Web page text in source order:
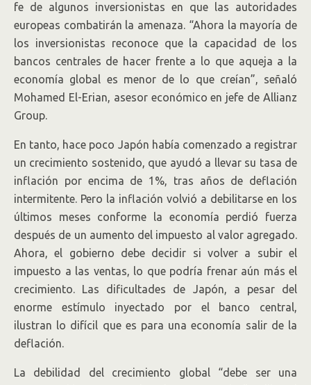
fe de algunos inversionistas en que las autoridades
europeas combatirán la amenaza. “Ahora la mayoría de
los inversionistas reconoce que la capacidad de los
bancos centrales de hacer frente a lo que aqueja a la
economía global es menor de lo que creían”, señaló
Mohamed El-Erian, asesor económico en jefe de Allianz
Group.
En tanto, hace poco Japón había comenzado a registrar
un crecimiento sostenido, que ayudó a llevar su tasa de
inflación por encima de 1%, tras años de deflación
intermitente. Pero la inflación volvió a debilitarse en los
últimos meses conforme la economía perdió fuerza
después de un aumento del impuesto al valor agregado.
Ahora, el gobierno debe decidir si volver a subir el
impuesto a las ventas, lo que podría frenar aún más el
crecimiento. Las dificultades de Japón, a pesar del
enorme estímulo inyectado por el banco central,
ilustran lo difícil que es para una economía salir de la
deflación.
La debilidad del crecimiento global “debe ser una